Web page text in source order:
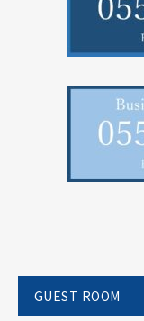
GUEST ROOM